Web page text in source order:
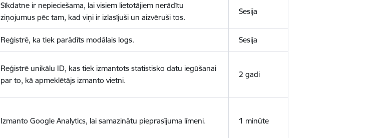
Sīkdatne ir nepieciešama, lai visiem lietotājiem nerādītu
ziņojumus pēc tam, kad viņi ir izlasījuši un aizvēruši tos.
Sesija
Reģistrē, ka tiek parādīts modālais logs. Sesija
Reģistrē unikālu ID, kas tiek izmantots statistisko datu iegūšanai
par to, kā apmeklētājs izmanto vietni.
2 gadi
Izmanto Google Analytics, lai samazinātu pieprasījuma līmeni. 1 minūte